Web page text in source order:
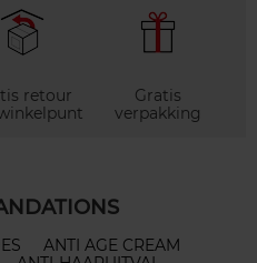
retour
Gratis
verpakking
ANTI AGE CREAM